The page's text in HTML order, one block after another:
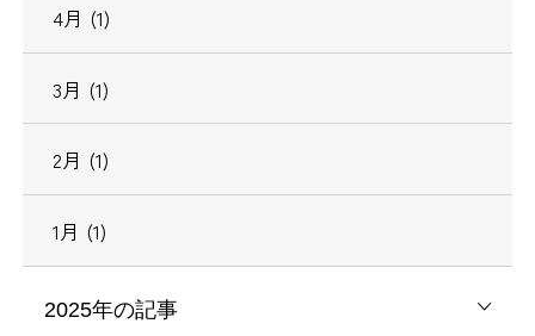
4月 (1)
3月 (1)
2月 (1)
1月 (1)
2025年の記事